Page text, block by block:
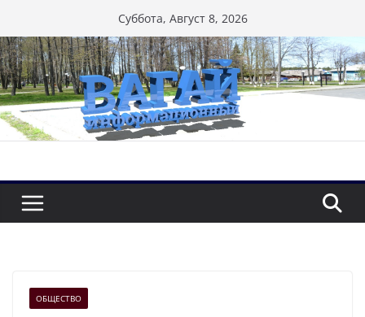
к
содержимому
Суббота, Август 8, 2026
ОБЩЕСТВО